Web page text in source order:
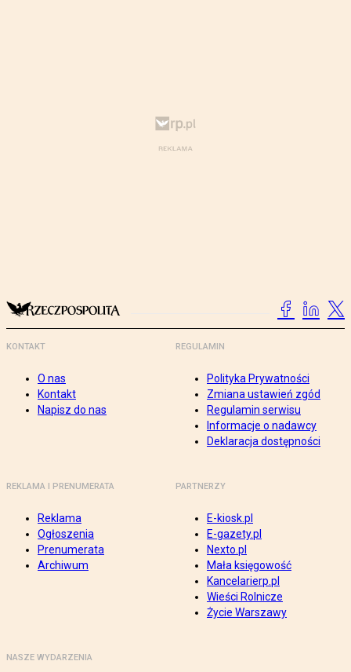
KONTAKT
O nas
Kontakt
Napisz do nas
REGULAMIN
Polityka Prywatności
Zmiana ustawień zgód
Regulamin serwisu
Informacje o nadawcy
Deklaracja dostępności
REKLAMA I PRENUMERATA
Reklama
Ogłoszenia
Prenumerata
Archiwum
PARTNERZY
E-kiosk.pl
E-gazety.pl
Nexto.pl
Mała księgowość
Kancelarierp.pl
Wieści Rolnicze
Życie Warszawy
NASZE WYDARZENIA